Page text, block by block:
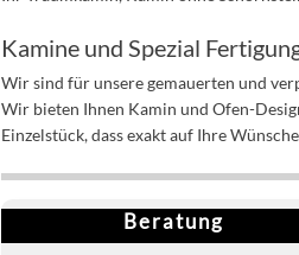
Kamine und Spezial
Wir sind für unsere gemauerten und
Wir bieten Ihnen Kamin und Ofen-
Einzelstück, dass exakt auf Ihre
Beratung